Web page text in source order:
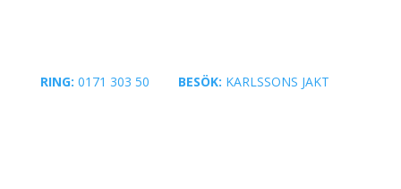
RING: 0171 303 50 BESÖK: KARLSSONS JAKT